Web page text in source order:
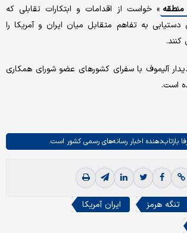
منطقه » خواست از اقدامات و ابتکارات تقابلی که
دستیابی به تفاهم متقابل میان ایران و آمریکا را
آلیموف با سفرای کشورهای عضو شورای همکاری
است.
بازتاب‌دهنده اخبار رسانه‌های رسمی کشور است.
تنگه هرمز
ایران آمریکا